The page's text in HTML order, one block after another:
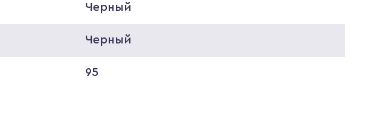
Черный
Черный
95